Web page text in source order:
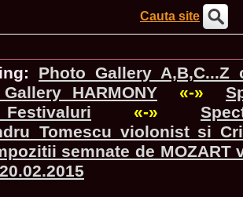
Cauta site
Photo_Gallery
HARMONY
«-»
«-»
violonist si
semnate de MOZART